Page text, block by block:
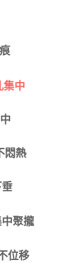
意方可使用
狀況，依本公司即
惡意使用之情形，
集中
悶熱
聚攏
位移